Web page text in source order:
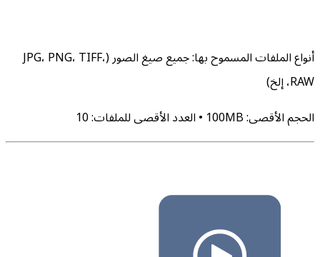
أنواع الملفات المسموح بها:
جميع صيغ الصور (JPG، PNG، TIFF،
RAW، إلخ)
الحجم الأقصى:
100MB
•العدد الأقصى للملفات:
10